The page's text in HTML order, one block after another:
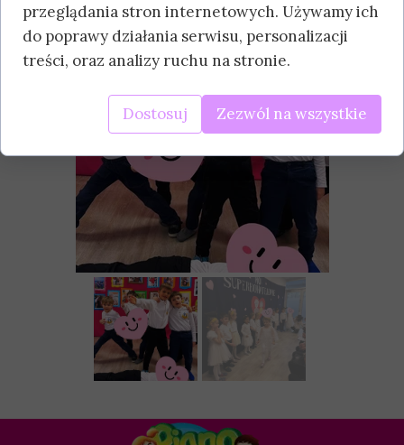
przeglądania stron internetowych. Używamy ich
do poprawy działania serwisu, personalizacji
treści, oraz analizy ruchu na stronie.
Dostosuj Zezwól na wszystkie